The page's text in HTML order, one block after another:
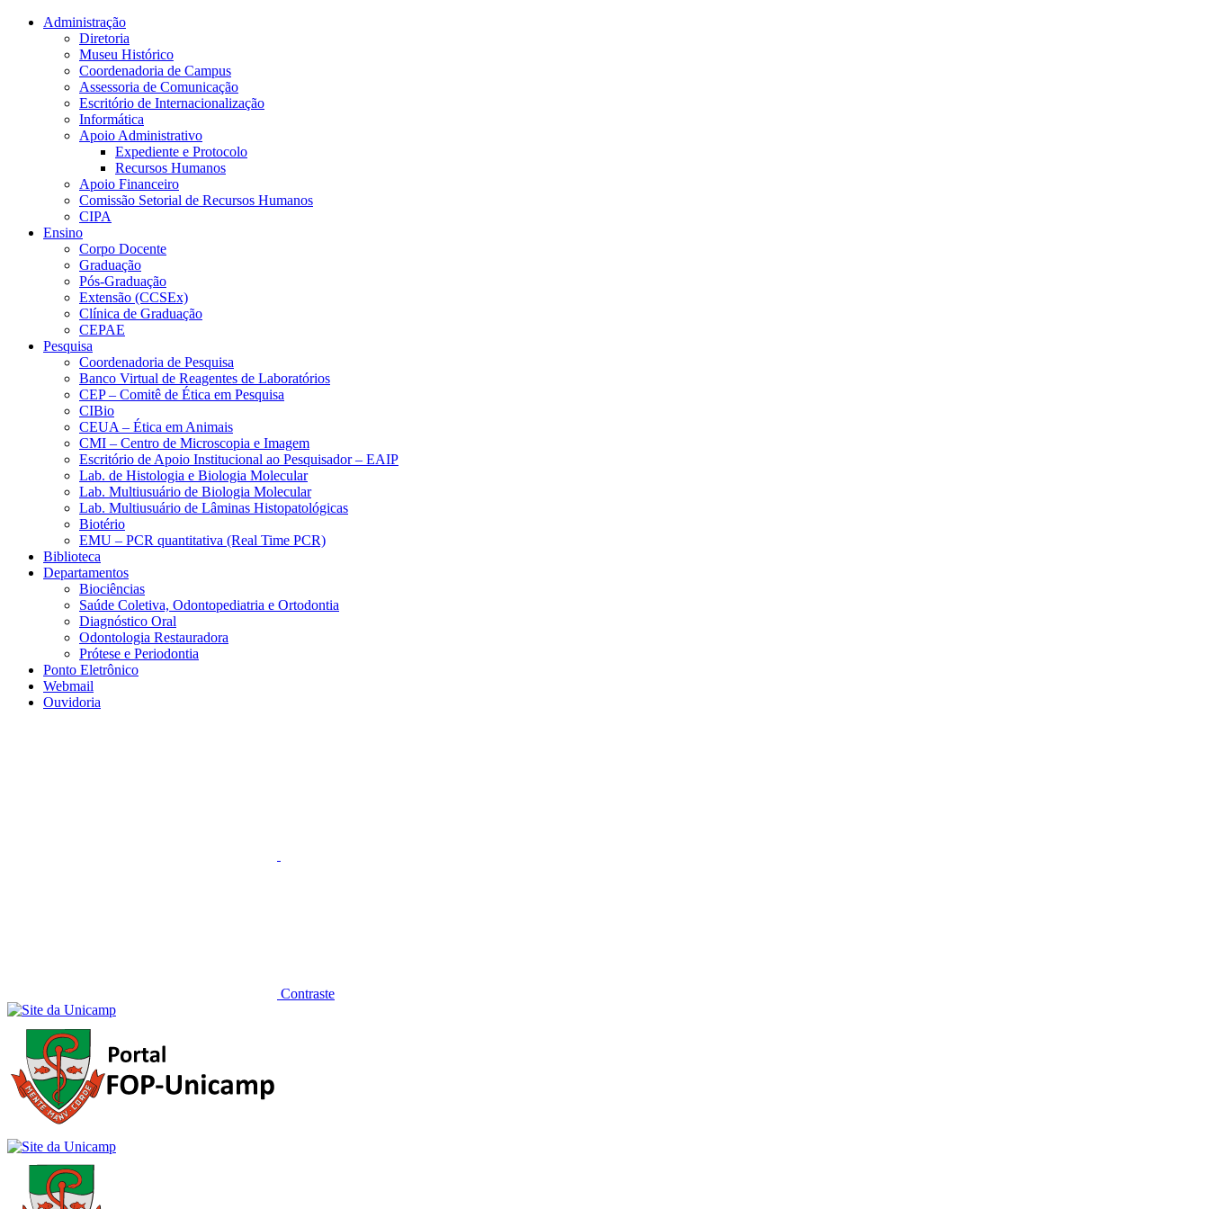
Conteúdo principal Menu principal
Administração
Diretoria
Museu Histórico
Coordenadoria de Campus
Assessoria de Comunicação
Escritório de Internacionalização
Informática
Apoio Administrativo
Expediente e Protocolo
Recursos Humanos
Apoio Financeiro
Comissão Setorial de Recursos Humanos
CIPA
Ensino
Corpo Docente
Graduação
Pós-Graduação
Extensão (CCSEx)
Clínica de Graduação
CEPAE
Pesquisa
Coordenadoria de Pesquisa
Banco Virtual de Reagentes de Laboratórios
CEP – Comitê de Ética em Pesquisa
CIBio
CEUA – Ética em Animais
CMI – Centro de Microscopia e Imagem
Escritório de Apoio Institucional ao Pesquisador – EAIP
Lab. de Histologia e Biologia Molecular
Lab. Multiusuário de Biologia Molecular
Lab. Multiusuário de Lâminas Histopatológicas
Biotério
EMU – PCR quantitativa (Real Time PCR)
Biblioteca
Departamentos
Biociências
Saúde Coletiva, Odontopediatria e Ortodontia
Diagnóstico Oral
Odontologia Restauradora
Prótese e Periodontia
Ponto Eletrônico
Webmail
Ouvidoria
Contraste